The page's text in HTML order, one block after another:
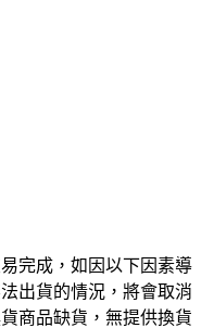
完成，如因以下因素導
出貨的情況，將會取消
商品缺貨，無提供換貨